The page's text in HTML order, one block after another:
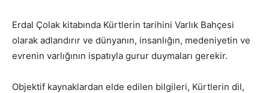
Erdal Çolak kitabında Kürtlerin tarihini Varlık Bahçesi
olarak adlandırır ve dünyanın, insanlığın, medeniyetin ve
evrenin varlığının ispatıyla gurur duymaları gerekir.
Objektif kaynaklardan elde edilen bilgileri, Kürtlerin dil,